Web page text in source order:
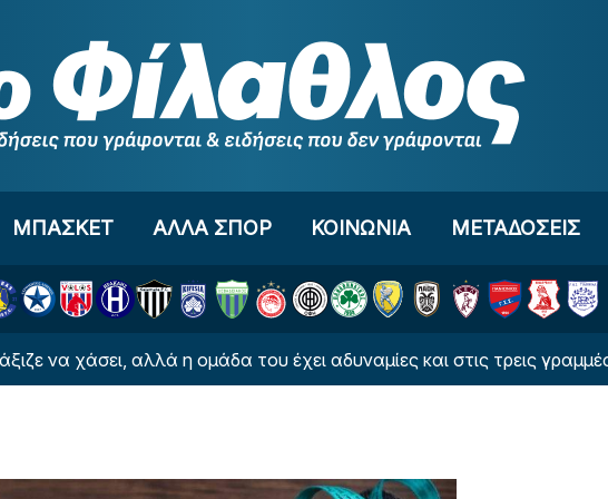
ΜΠΑΣΚΕΤ ΑΛΛΑ ΣΠΟΡ ΚΟΙΝΩΝΙΑ ΜΕΤΑΔΟΣΕΙΣ
αλλά η ομάδα του έχει αδυναμίες και στις τρεις γραμμές της